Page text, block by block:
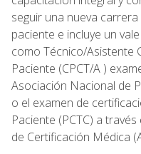
seguir una nueva
paciente e incluye un
como Técnico/Asistente
Paciente (CPCT/A )
Asociación Nacional de
o el examen de
Paciente (PCTC) a
de Certificación Médica